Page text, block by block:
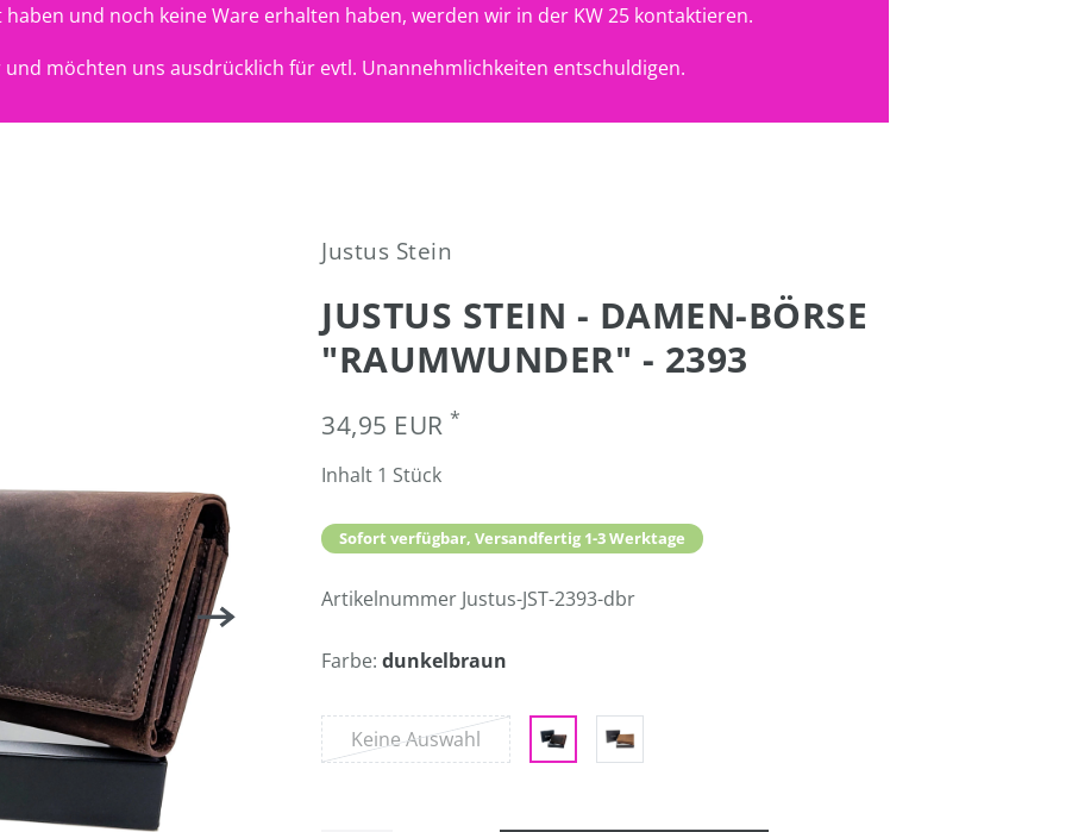
und noch keine Ware erhalten haben, werden wir in der KW 25 kontaktieren.
möchten uns ausdrücklich für evtl. Unannehmlichkeiten entschuldigen.
Justus Stein
JUSTUS STEIN - DAMEN-BÖRSE
"RAUMWUNDER" - 2393
34,95 EUR *
Inhalt 1 Stück
Sofort verfügbar, Versandfertig 1-3 Werktage
Artikelnummer Justus-JST-2393-dbr
Farbe: dunkelbraun
Keine Auswahl